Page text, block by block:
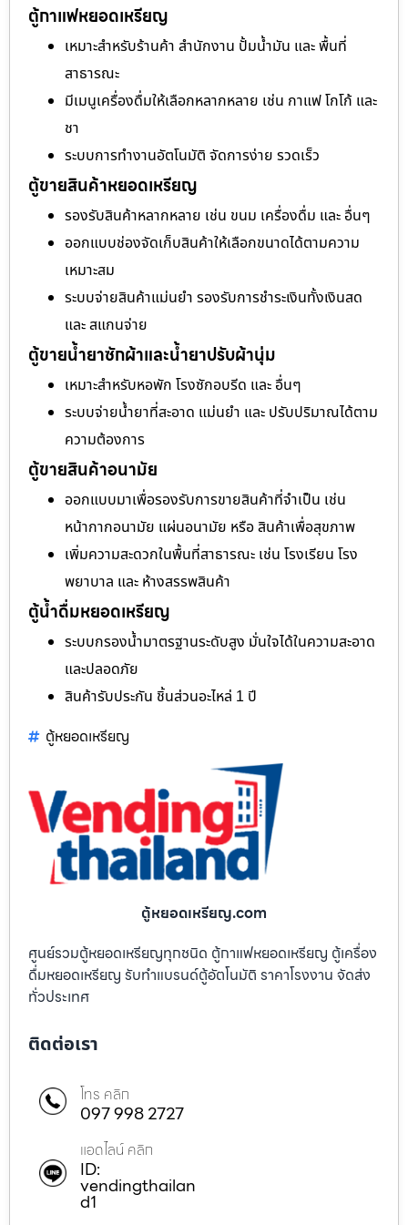
ตู้กาแฟหยอดเหรียญ
เหมาะสำหรับร้านค้า สำนักงาน ปั้มน้ำมัน และ พื้นที่
สาธารณะ
มีเมนูเครื่องดื่มให้เลือกหลากหลาย เช่น กาแฟ โกโก้ และ
ชา
ระบบการทำงานอัตโนมัติ จัดการง่าย รวดเร็ว
ตู้ขายสินค้าหยอดเหรียญ
รองรับสินค้าหลากหลาย เช่น ขนม เครื่องดื่ม และ อื่นๆ
ออกแบบช่องจัดเก็บสินค้าให้เลือกขนาดได้ตามความ
เหมาะสม
ระบบจ่ายสินค้าแม่นยำ รองรับการชำระเงินทั้งเงินสด
และ สแกนจ่าย
ตู้ขายน้ำยาซักผ้าและน้ำยาปรับผ้านุ่ม
เหมาะสำหรับหอพัก โรงซักอบรีด และ อื่นๆ
ระบบจ่ายน้ำยาที่สะอาด แม่นยำ และ ปรับปริมาณได้ตาม
ความต้องการ
ตู้ขายสินค้าอนามัย
ออกแบบมาเพื่อรองรับการขายสินค้าที่จำเป็น เช่น
หน้ากากอนามัย แผ่นอนามัย หรือ สินค้าเพื่อสุขภาพ
เพิ่มความสะดวกในพื้นที่สาธารณะ เช่น โรงเรียน โรง
พยาบาล และ ห้างสรรพสินค้า
ตู้น้ำดื่มหยอดเหรียญ
ระบบกรองน้ำมาตรฐานระดับสูง มั่นใจได้ในความสะอาด
และปลอดภัย
สินค้ารับประกัน ชิ้นส่วนอะไหล่ 1 ปี
ตู้หยอดเหรียญ
ตู้หยอดเหรียญ.com
ศูนย์รวมตู้หยอดเหรียญทุกชนิด ตู้กาแฟหยอดเหรียญ ตู้เครื่อง
ดื่มหยอดเหรียญ รับทำแบรนด์ตู้อัตโนมัติ ราคาโรงงาน จัดส่ง
ทั่วประเทศ
ติดต่อเรา
โทร คลิก
097 998 2727
แอดไลน์ คลิก
ID:
vendingthailan
d1